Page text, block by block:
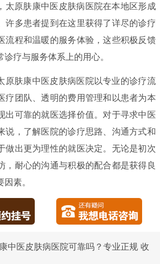
太原肤康中医皮肤病医院在本地区形成
许多患者提到在这里获得了详尽的诊疗
流程和温暖的服务体验，这些积极反馈
诊疗与服务体系上的用心。
原肤康中医皮肤病医院以专业的诊疗流
疗团队、透明的费用管理和以患者为本
出可靠的就医选择价值。对于寻求中医
说，了解医院的诊疗思路、沟通方式和
做出更为理性的就医决定。无论是初次
，耐心的沟通与积极的配合都是获得良
素。
中医皮肤病医院可靠吗？专业正规 收